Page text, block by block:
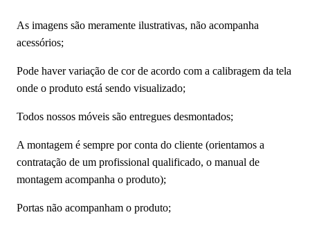
As imagens são meramente ilustrativas, não acompanha
acessórios;
Pode haver variação de cor de acordo com a calibragem da tela
onde o produto está sendo visualizado;
Todos nossos móveis são entregues desmontados;
A montagem é sempre por conta do cliente (orientamos a
contratação de um profissional qualificado, o manual de
montagem acompanha o produto);
Portas não acompanham o produto;